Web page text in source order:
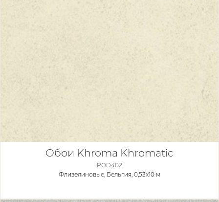
Обои Khroma Khromatic
POD402
Флизелиновые, Бельгия, 0,53x10 м